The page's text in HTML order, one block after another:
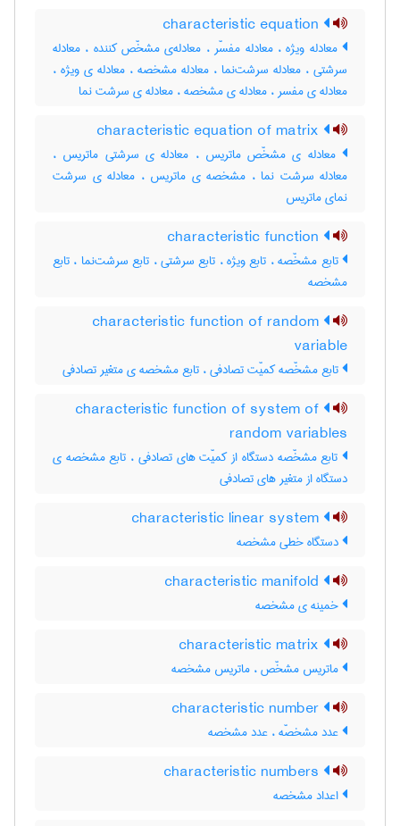
معادله ویژه ، معادله مفسّر ، معادله‌ی مشخّص کننده ، معادله
سرشتی ، معادله سرشت‌نما ، معادله مشخصه ، معادله ی ویژه ،
معادله ی مفسر ، معادله ی مشخصه ، معادله ی سرشت نما
معادله ی مشخّص ماتریس ، معادله ی سرشتی ماتریس ،
معادله سرشت نما ، مشخصه ی ماتریس ، معادله ی سرشت
نمای ماتریس
تابع مشخّصه ، تابع ویژه ، تابع سرشتی ، تابع سرشت‌نما ، تابع
مشخصه
characteristic function of random
variable
تابع مشخّصه کمیّت تصادفی ، تابع مشخصه ی متغیر تصادفی
characteristic function of system of
random variables
تابع مشخّصه دستگاه از کمیّت های تصادفی ، تابع مشخصه ی
دستگاه از متغیر های تصادفی
دستگاه خطی مشخصه
خمینه ی مشخصه
ماتریس مشخّص ، ماتریس مشخصه
عدد مشخصّه ، عدد مشخصه
اعداد مشخصه